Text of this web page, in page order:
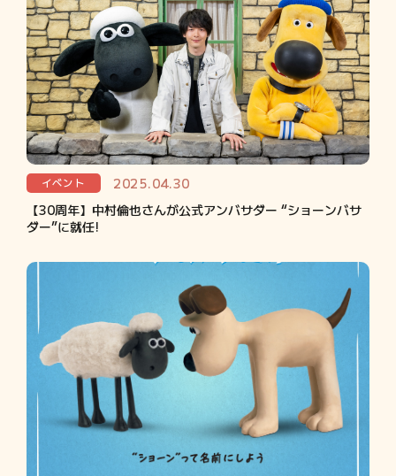
イベント
2025.04.30
【30周年】中村倫也さんが公式アンバサダー “ショーンバサ
ダー”に就任!